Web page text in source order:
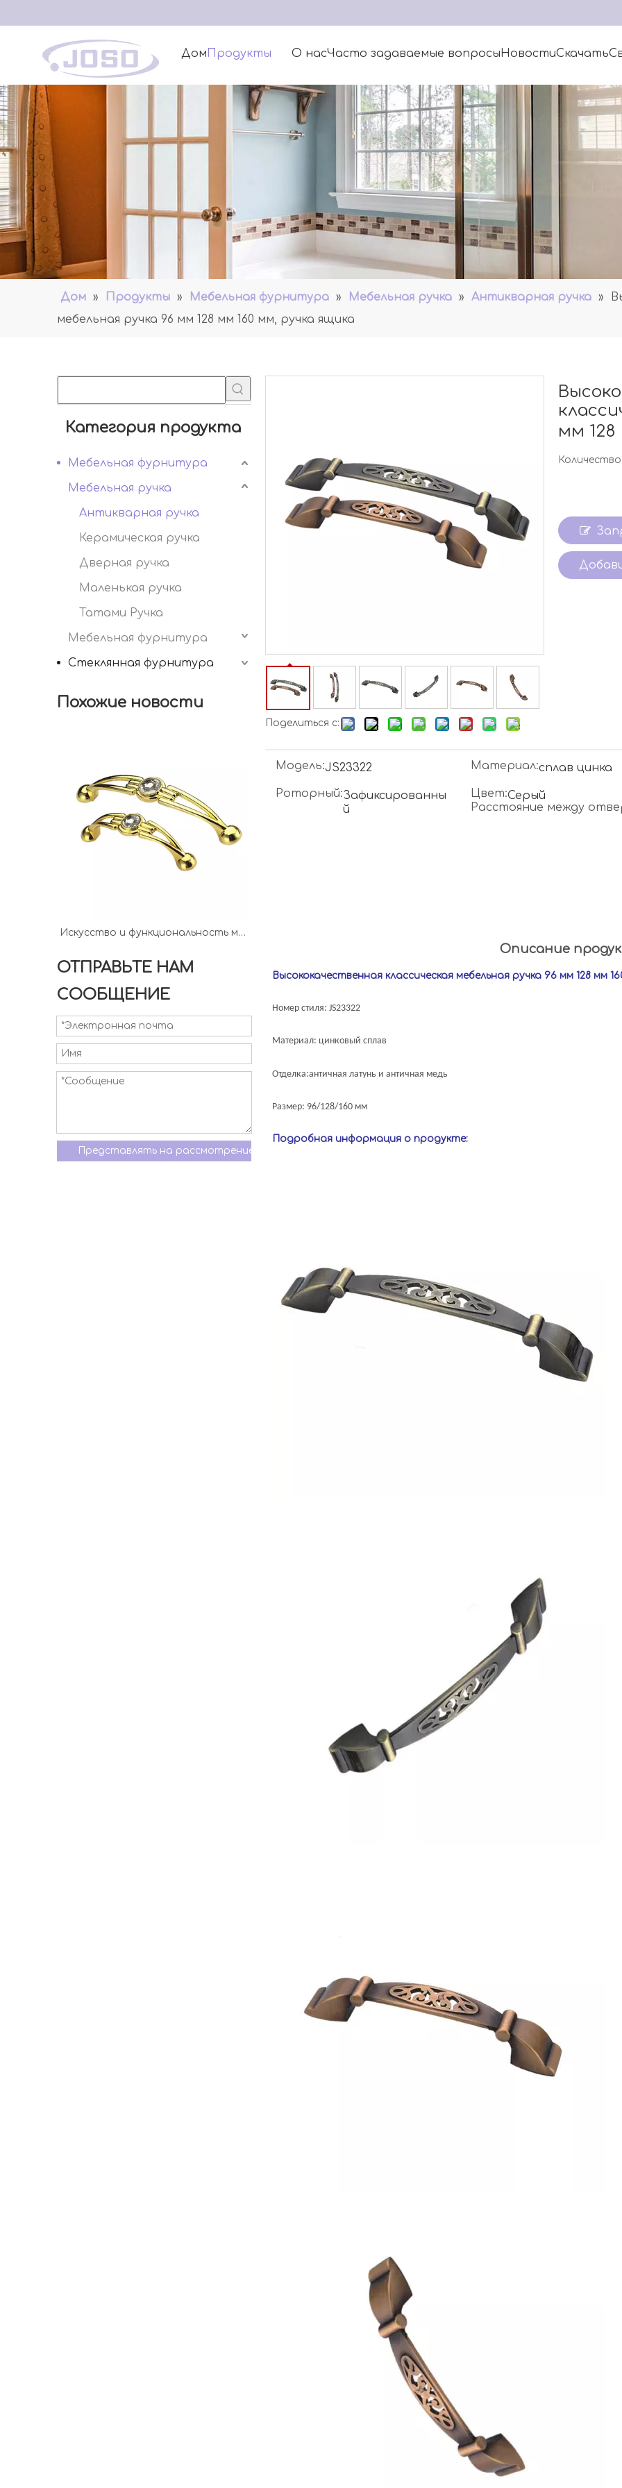
Дом Продукты О насЧасто задаваемые вопросыНовостиСкачать
Дом » Продукты » Мебельная фурнитура » Мебельная ручка » Антикварная ручка »
мебельная ручка 96 мм 128 мм 160 мм, ручка ящика
Категория продукта
Мебельная фурнитура
Мебельная ручка
Антикварная ручка
Керамическая ручка
Дверная ручка
Маленькая ручка
Татами Ручка
Мебельная фурнитура
Стеклянная фурнитура
Похожие новости
Искусство и функциональность мебельной фурнитуры, ножек и ручек
ОТПРАВЬТЕ НАМ
СООБЩЕНИЕ
Представлять на рассмотрение
Поделиться с:
мм 128
Количество:
Модель:JS23322 Материал:сплав цинка
Роторный:Зафиксированны
й
Цвет:Серый
Расстояние между
Описание
Высококачественная классическая мебельная ручка 96 мм 128 мм
Номер стиля: JS23322
Материал: цинковый сплав
Отделка:античная латунь и античная медь
Размер: 96/128/160 мм
Подробная информация о продукте: